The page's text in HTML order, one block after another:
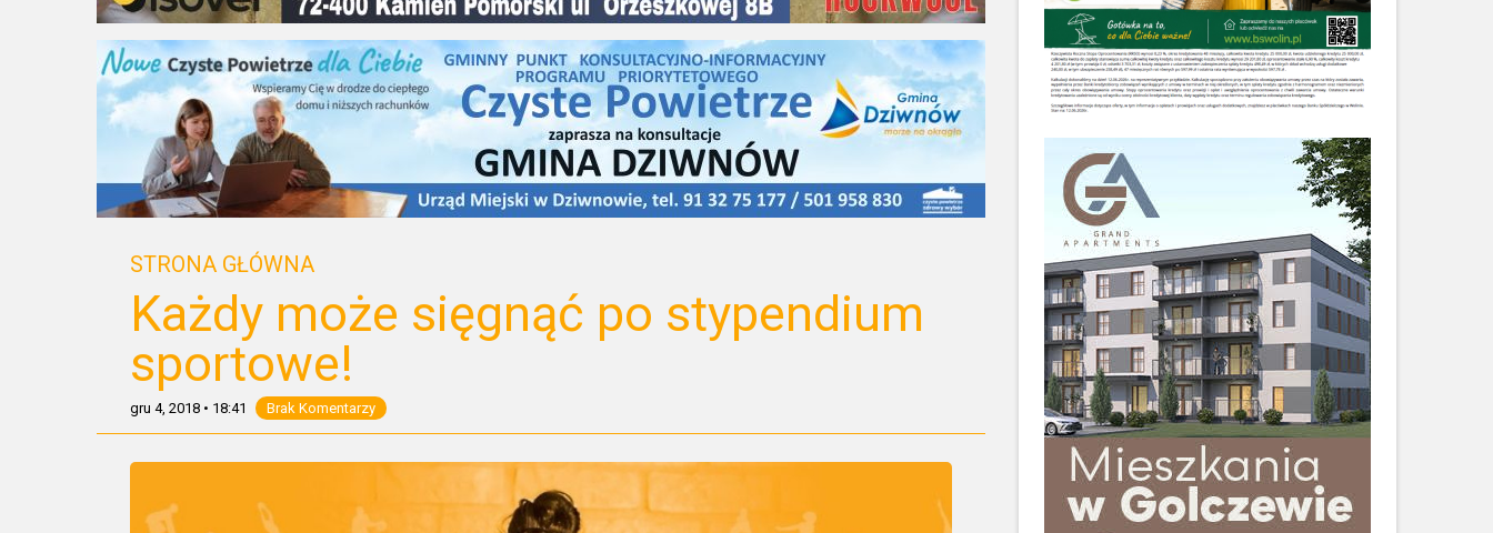
STRONA GŁÓWNA
Każdy może sięgnąć po stypendium
sportowe!
gru 4, 2018 • 18:41 Brak Komentarzy